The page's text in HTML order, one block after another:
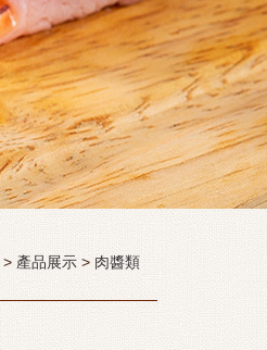
> 產品展示 > 肉醬類